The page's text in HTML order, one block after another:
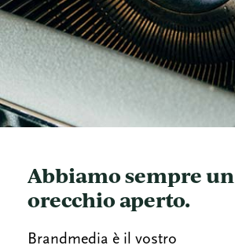
Abbiamo sempre un
orecchio aperto.
Brandmedia è il vostro